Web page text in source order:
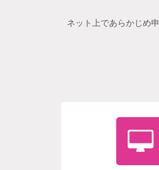
ネット上であらかじめ